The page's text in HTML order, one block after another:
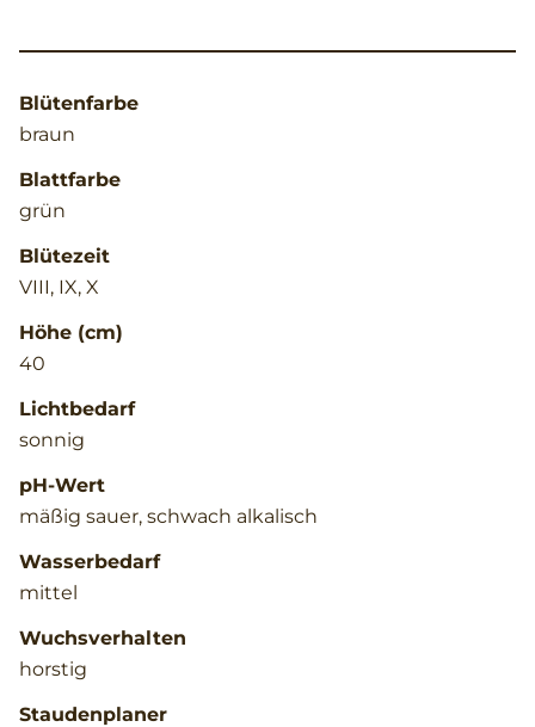
Blütenfarbe
braun
Blattfarbe
grün
Blütezeit
VIII, IX, X
Höhe (cm)
40
Lichtbedarf
sonnig
pH-Wert
mäßig sauer, schwach alkalisch
Wasserbedarf
mittel
Wuchsverhalten
horstig
Staudenplaner